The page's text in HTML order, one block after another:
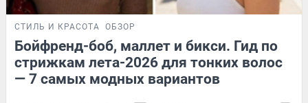
СТИЛЬ И КРАСОТА ОБЗОР
Бойфренд-боб, маллет и бикси. Гид по
стрижкам лета-2026 для тонких волос
— 7 самых модных вариантов